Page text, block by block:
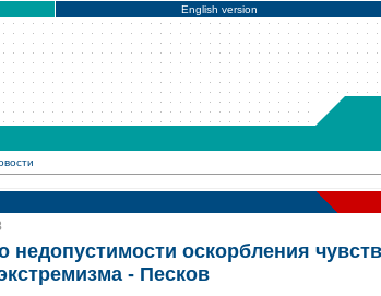
English version
недопустимости оскорбления
- Песков